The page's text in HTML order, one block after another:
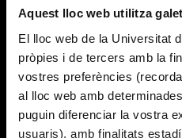
Aquest lloc web utilitza
El lloc web de la Universitat
pròpies i de tercers amb la
vostres preferències
al lloc web amb
puguin diferenciar la vostra
usuaris), amb finalitats